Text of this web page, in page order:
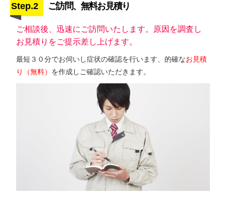
Step.2 ご訪問、無料お見積り
ご相談後、迅速にご訪問いたします。原因を調査し
お見積りをご提示差し上げます。
最短３０分でお伺いし症状の確認を行います、的確なお見積
り（無料） を作成しご確認いただきます。